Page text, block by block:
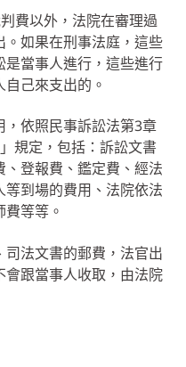
費以外，法院在審理過
如果在刑事法庭，這些
當事人進行，這些進行
己來支出的。
依照民事訴訟法第3章
規定，包括：訴訟文書
登報費、鑑定費、經法
到場的費用、法院依法
等等。
法文書的郵費，法官出
跟當事人收取，由法院